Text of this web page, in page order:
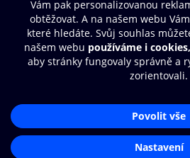
Další zábava
© O2 Czech Republic a.s.
Zásady zpracování osobních údajů
Čti a